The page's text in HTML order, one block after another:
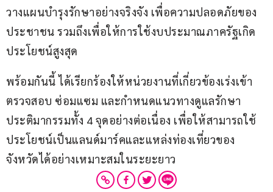
วางแผนบำรุงรักษาอย่างจริงจัง เพื่อความปลอดภัยของ
ประชาชน รวมถึงเพื่อให้การใช้งบประมาณภาครัฐเกิด
ประโยชน์สูงสุด
พร้อมกันนี้ ได้เรียกร้องให้หน่วยงานที่เกี่ยวข้องเร่งเข้า
ตรวจสอบ ซ่อมแซม และกำหนดแนวทางดูแลรักษา
ประติมากรรมทั้ง 4 จุดอย่างต่อเนื่อง เพื่อให้สามารถใช้
ประโยชน์เป็นแลนด์มาร์คและแหล่งท่องเที่ยวของ
จังหวัดได้อย่างเหมาะสมในระยะยาว